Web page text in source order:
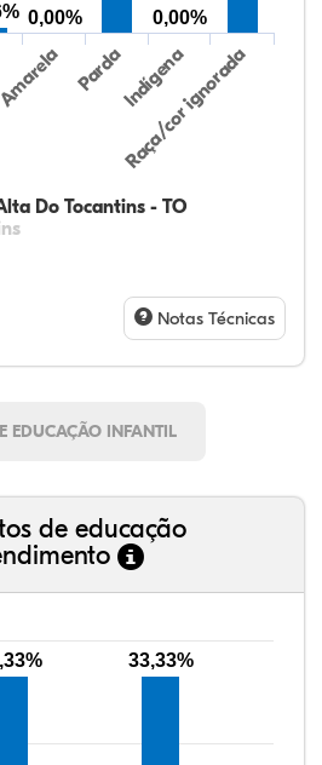
Do Tocantins - TO
PardaIndígena
Raça/cor ignorada
0,00% 0,00%
Notas Técnicas
EDUCAÇÃO INFANTIL
de educação
33,33%